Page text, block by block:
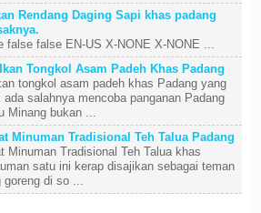
Rendang Daging Sapi khas padang
false false EN-US X-NONE X-NONE ...
Tongkol Asam Padeh Khas Padang
tongkol asam padeh khas Padang yang
ada salahnya mencoba panganan Padang
Minang bukan ...
Minuman Tradisional Teh Talua Padang
Minuman Tradisional Teh Talua khas
satu ini kerap disajikan sebagai teman
goreng di so ...